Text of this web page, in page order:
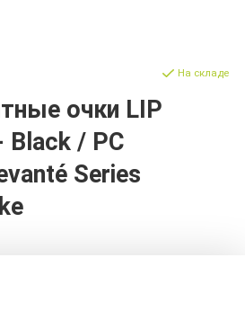
очки LIP
Black / PC
Series
На складе